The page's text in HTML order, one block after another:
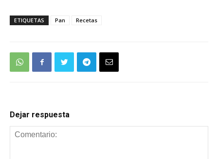
ETIQUETAS Pan Recetas
Dejar respuesta